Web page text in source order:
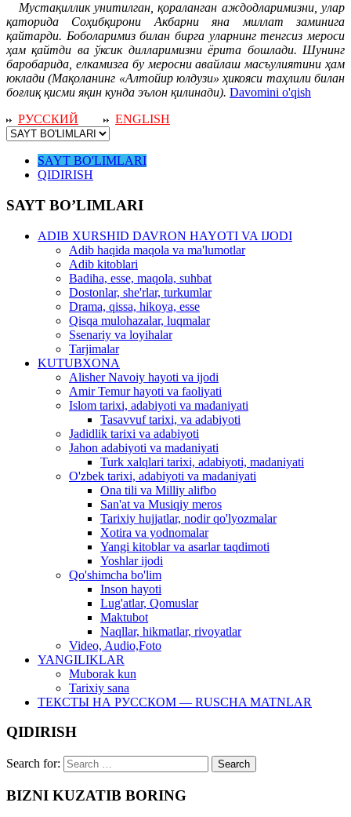
Мустақиллик унитилган, қораланган аждодларимизни, улар
қаторида Соҳибқирони Акбарни яна миллат заминига
қайтарди. Боболаримиз билан бирга уларнинг тенгсиз мероси
ҳам қайтди ва ўксик дилларимизни ёрита бошлади. Шунинг
баробарида, елкамизга бу меросни авайлаш масъулиятини ҳам
юклади (Мақоланинг «Алтойир юлдузи» ҳикояси таҳлили билан
боғлиқ қисми яқин кунда эълон қилинади). Davomini o'qish
РУССКИЙ
ENGLISH
SAYT BO'LIMLARI
QIDIRISH
SAYT BO’LIMLARI
ADIB XURSHID DAVRON HAYOTI VA IJODI
Adib haqida maqola va ma'lumotlar
Adib kitoblari
Badiha, esse, maqola, suhbat
Dostonlar, she'rlar, turkumlar
Drama, qissa, hikoya, esse
Qisqa mulohazalar, luqmalar
Ssenariy va loyihalar
Tarjimalar
KUTUBXONA
Alisher Navoiy hayoti va ijodi
Amir Temur hayoti va faoliyati
Islom tarixi, adabiyoti va madaniyati
Tasavvuf tarixi, va adabiyoti
Jadidlik tarixi va adabiyoti
Jahon adabiyoti va madaniyati
Turk xalqlari tarixi, adabiyoti, madaniyati
O'zbek tarixi, adabiyoti va madaniyati
Ona tili va Milliy alifbo
San'at va Musiqiy meros
Tarixiy hujjatlar, nodir qo'lyozmalar
Xotira va yodnomalar
Yangi kitoblar va asarlar taqdimoti
Yoshlar ijodi
Qo'shimcha bo'lim
Inson hayoti
Lug'atlar, Qomuslar
Maktubot
Naqllar, hikmatlar, rivoyatlar
Video, Audio,Foto
YANGILIKLAR
Muborak kun
Tarixiy sana
ТЕКСТЫ НА РУССКОМ — RUSCHA MATNLAR
QIDIRISH
Search for:
BIZNI KUZATIB BORING